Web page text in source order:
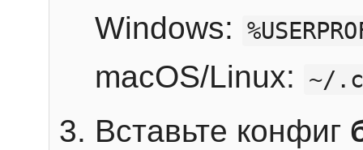
Windows:
macOS/Linux: ~/
Вставьте конфиг